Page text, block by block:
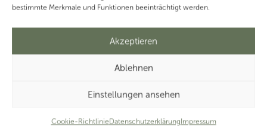
bestimmte Merkmale und Funktionen beeinträchtigt werden.
Akzeptieren
Ablehnen
Einstellungen ansehen
Cookie-RichtlinieDatenschutzerklärungImpressum
UStG
Mehr
Thema